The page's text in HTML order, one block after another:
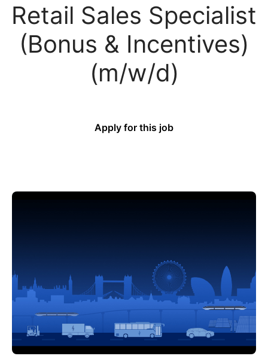
Retail Sales Specialist
(Bonus & Incentives)
(m/w/d)
Apply for this job